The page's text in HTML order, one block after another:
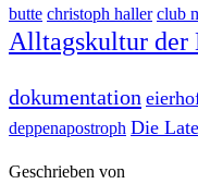
butte christoph haller club
Alltagskultur der
dokumentation
deppenapostroph Die
Geschrieben von